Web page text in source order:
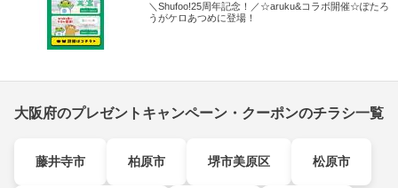
＼Shufoo!25周年記念！／☆aruku&コラボ開催☆ぽたろ
うがケロあつめに登場！
大阪府のプレゼントキャンペーン・クーポンのチラシ一覧
藤井寺市 柏原市 堺市美原区 松原市